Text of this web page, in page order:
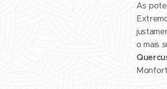
As
o mais